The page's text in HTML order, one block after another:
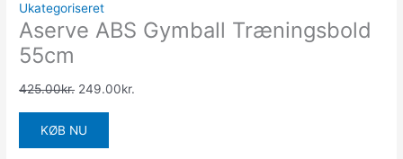
Ukategoriseret
Aserve ABS Gymball Træningsbold
55cm
425.00kr. 249.00kr.
KØB NU